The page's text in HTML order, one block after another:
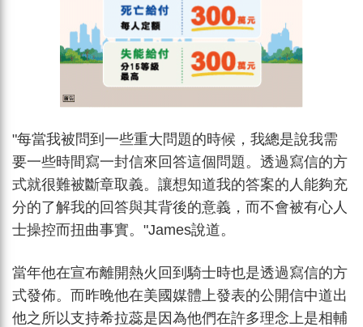
"每當我被問到一些重大問題的時候，我總是說我需
要一些時間寫一封信來回答這個問題。透過寫信的方
式就很難被斷章取義。讓想知道我的答案的人能夠充
分的了解我的回答與其背後的意義，而不會被有心人
士操控而扭曲事實。"James說道。
當年他在宣布離開熱火回到騎士時也是透過寫信的方
式發佈。而昨晚他在美國媒體上發表的公開信中道出
他之所以支持希拉蕊是因為他們在許多理念上是相輔